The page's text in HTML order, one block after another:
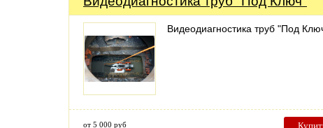
Видеодиагностика труб "Под
от 5 000 руб